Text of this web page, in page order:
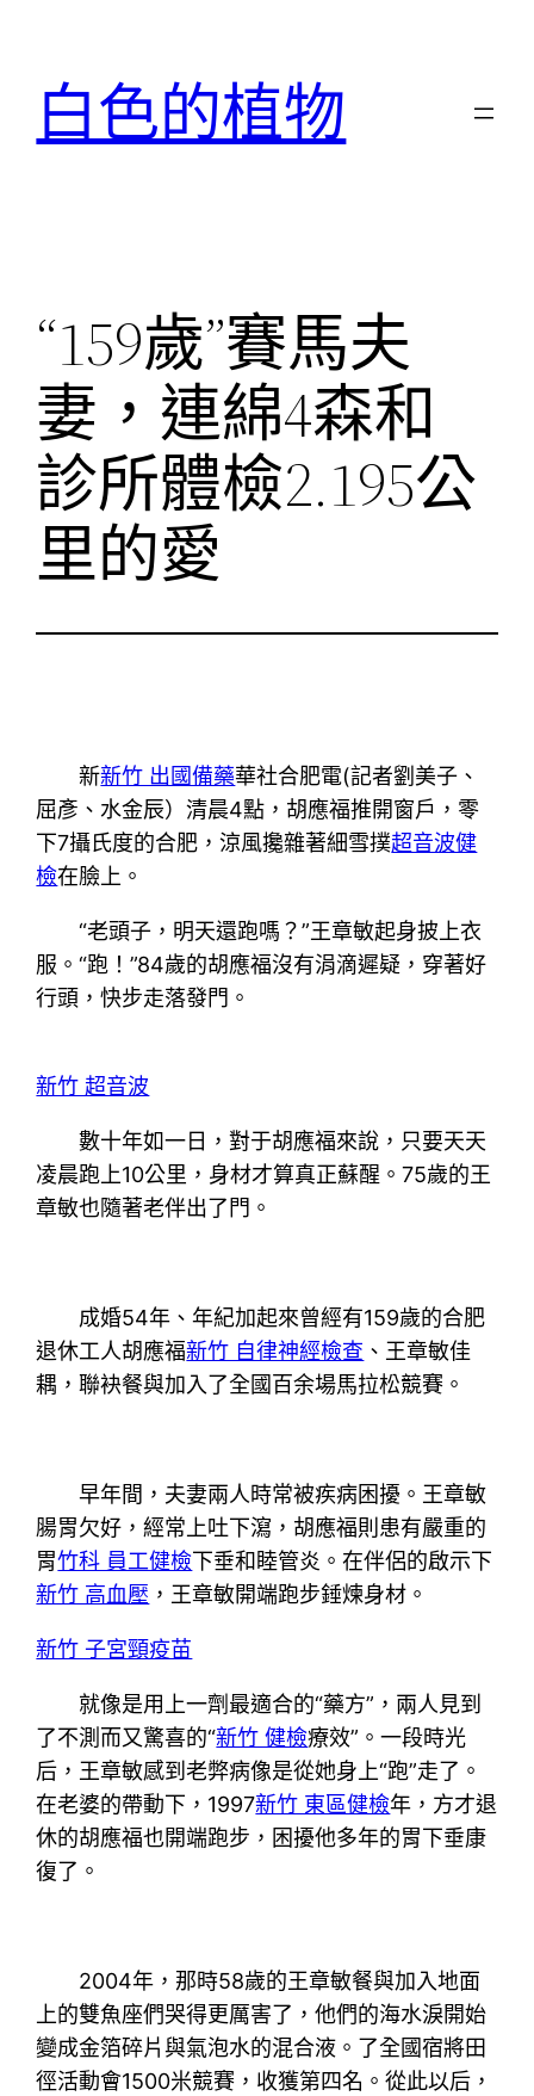
白色的植物
“159歲”賽馬夫
妻，連綿4森和
診所體檢2.195公
里的愛
新新竹 出國備藥華社合肥電(記者劉美子、
屈彥、水金辰）清晨4點，胡應福推開窗戶，零
下7攝氏度的合肥，涼風攙雜著細雪撲超音波健
檢在臉上。
“老頭子，明天還跑嗎？”王章敏起身披上衣
服。“跑！”84歲的胡應福沒有涓滴遲疑，穿著好
行頭，快步走落發門。
新竹 超音波
數十年如一日，對于胡應福來說，只要天天
凌晨跑上10公里，身材才算真正蘇醒。75歲的王
章敏也隨著老伴出了門。
成婚54年、年紀加起來曾經有159歲的合肥
退休工人胡應福新竹 自律神經檢查 、王章敏佳
耦，聯袂餐與加入了全國百余場馬拉松競賽。
早年間，夫妻兩人時常被疾病困擾。王章敏
腸胃欠好，經常上吐下瀉，胡應福則患有嚴重的
胃竹科 員工健檢下垂和睦管炎。在伴侶的啟示下
新竹 高血壓 ，王章敏開端跑步錘煉身材。
新竹 子宮頸疫苗
就像是用上一劑最適合的“藥方”，兩人見到
了不測而又驚喜的“新竹 健檢療效”。一段時光
后，王章敏感到老弊病像是從她身上“跑”走了。
在老婆的帶動下，1997新竹 東區健檢年，方才退
休的胡應福也開端跑步，困擾他多年的胃下垂康
復了。
2004年，那時58歲的王章敏餐與加入地面
上的雙魚座們哭得更厲害了，他們的海水淚開始
變成金箔碎片與氣泡水的混合液。了全國宿將田
徑活動會1500米競賽，收獲第四名。從此以后，